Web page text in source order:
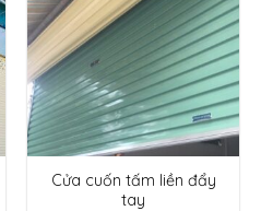
Cửa cuốn tấm liền đẩy
tay